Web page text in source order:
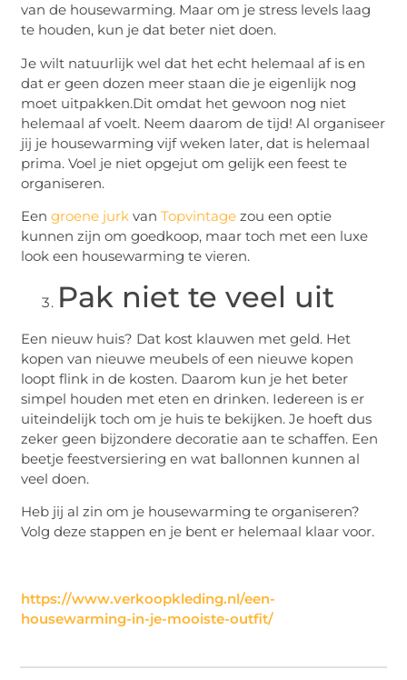
van de housewarming. Maar om je stress levels laag
te houden, kun je dat beter niet doen.
Je wilt natuurlijk wel dat het echt helemaal af is en
dat er geen dozen meer staan die je eigenlijk nog
moet uitpakken.Dit omdat het gewoon nog niet
helemaal af voelt. Neem daarom de tijd! Al organiseer
jij je housewarming vijf weken later, dat is helemaal
prima. Voel je niet opgejut om gelijk een feest te
organiseren.
Eengroene jurk vanTopvintage zou een optie
kunnen zijn om goedkoop, maar toch met een luxe
look een housewarming te vieren.
Pak niet te veel uit
Een nieuw huis? Dat kost klauwen met geld. Het
kopen van nieuwe meubels of een nieuwe kopen
loopt flink in de kosten. Daarom kun je het beter
simpel houden met eten en drinken. Iedereen is er
uiteindelijk toch om je huis te bekijken. Je hoeft dus
zeker geen bijzondere decoratie aan te schaffen. Een
beetje feestversiering en wat ballonnen kunnen al
veel doen.
Heb jij al zin om je housewarming te organiseren?
Volg deze stappen en je bent er helemaal klaar voor.
https://www.verkoopkleding.nl/een-
housewarming-in-je-mooiste-outfit/